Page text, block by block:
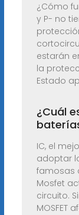
¿Cómo
y P- no
estarán
la
Estado
¿Cuál
IC, el
adoptar
famosas
Mosfet
circuito.
MOSFET